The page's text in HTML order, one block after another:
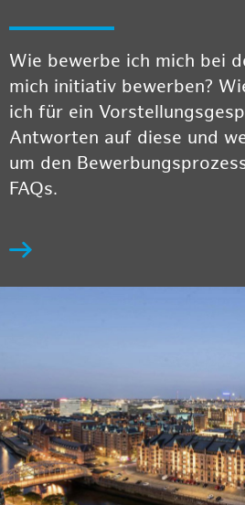
Wie bewerbe ich mich bei
mich initiativ bewerben?
ich für ein
Antworten auf diese und
um den
FAQs.